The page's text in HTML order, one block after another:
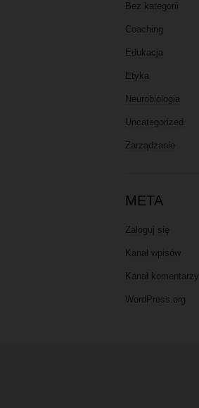
Bez kategorii
Coaching
Edukacja
Etyka
Neurobiologia
Uncategorized
Zarządzanie
META
Zaloguj się
Kanał wpisów
Kanał komentarzy
WordPress.org